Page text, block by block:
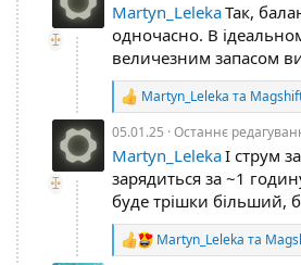
Martyn_LelekaТак,
одночасно. В
величезним запасом
Р
а
к
ц
і
ї
:
Martyn_Leleka та
05.01.25 Останнє
Martyn_LelekaІ струм
зарядиться за ~1
буде трішки більший,
Р
Martyn_Leleka та